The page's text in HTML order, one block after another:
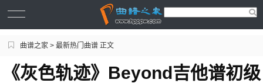
曲谱之家 > 最新热门曲谱 正文
《灰色轨迹》Beyond吉他谱初级